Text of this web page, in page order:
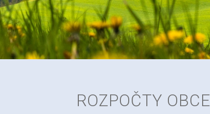
ROZPOČTY OBCE